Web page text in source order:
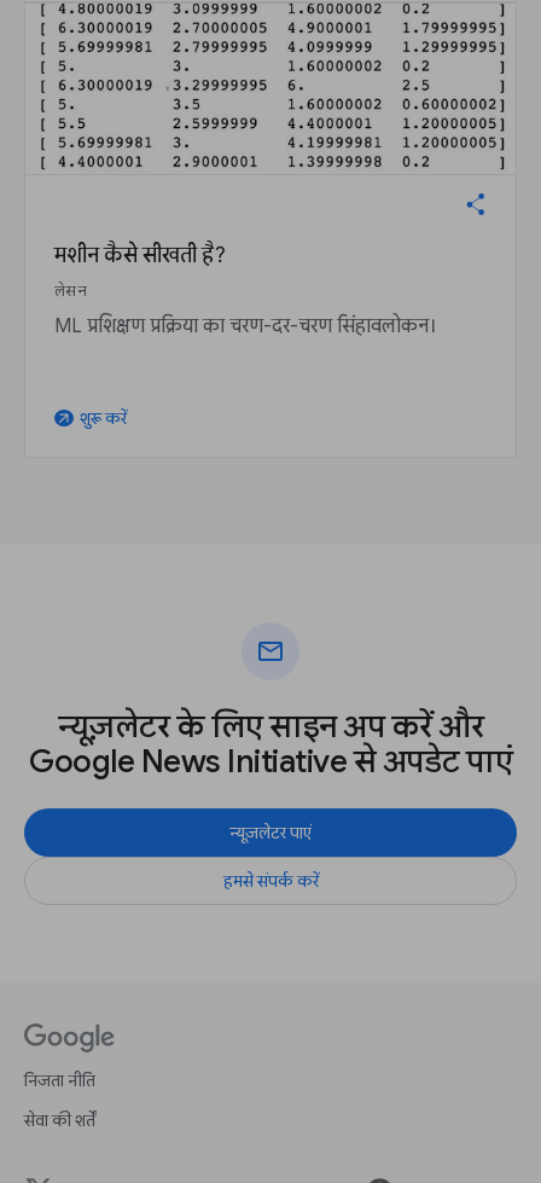
मशीन कैसे सीखती है?
लेसन
ML प्रशिक्षण प्रक्रिया का चरण-दर-चरण सिंहावलोकन।
arrow_outward शुरू करें
mail
न्यूज़लेटर के लिए साइन अप करें और
Google News Initiative से अपडेट पाएं
न्यूज़लेटर पाएं
हमसे संपर्क करें
निजता नीति
सेवा की शर्तें